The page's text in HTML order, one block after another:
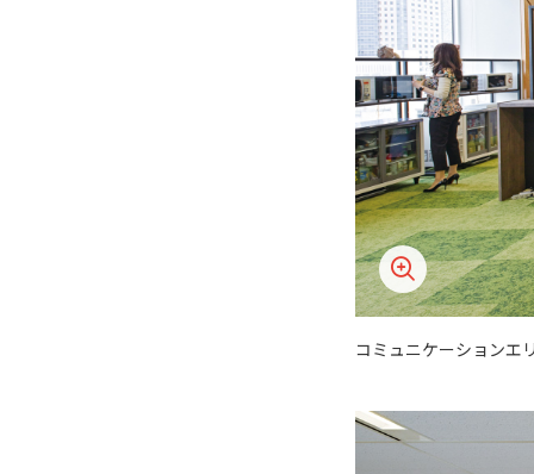
コミュニケーションエ